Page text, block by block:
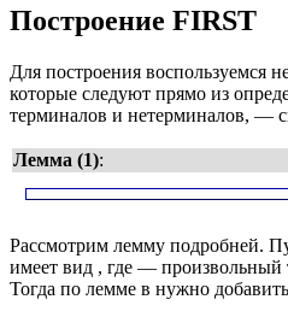
Построение FIRST
Для построения воспользуемся
которые следуют прямо из
терминалов и нетерминалов, —
Лемма (1):
Рассмотрим лемму подробней.
имеет вид , где — произвольный
Тогда по лемме в нужно добавить